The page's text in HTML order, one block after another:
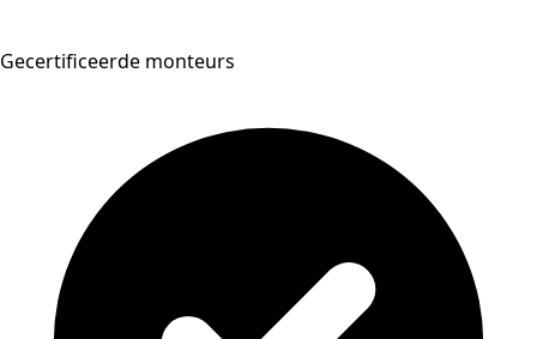
Gecertificeerde monteurs